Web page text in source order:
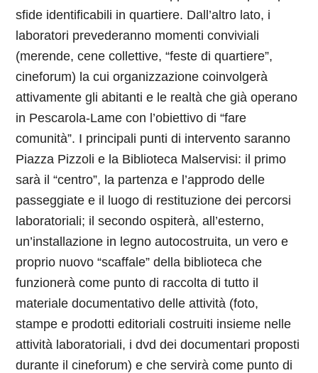
sfide identificabili in quartiere. Dall’altro lato, i
laboratori prevederanno momenti conviviali
(merende, cene collettive, “feste di quartiere”,
cineforum) la cui organizzazione coinvolgerà
attivamente gli abitanti e le realtà che già operano
in Pescarola-Lame con l’obiettivo di “fare
comunità”. I principali punti di intervento saranno
Piazza Pizzoli e la Biblioteca Malservisi: il primo
sarà il “centro”, la partenza e l’approdo delle
passeggiate e il luogo di restituzione dei percorsi
laboratoriali; il secondo ospiterà, all’esterno,
un’installazione in legno autocostruita, un vero e
proprio nuovo “scaffale” della biblioteca che
funzionerà come punto di raccolta di tutto il
materiale documentativo delle attività (foto,
stampe e prodotti editoriali costruiti insieme nelle
attività laboratoriali, i dvd dei documentari proposti
durante il cineforum) e che servirà come punto di